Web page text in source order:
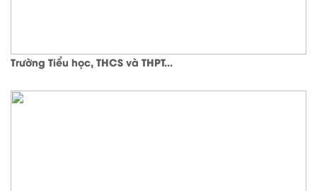
Trường Tiểu học, THCS và THPT...